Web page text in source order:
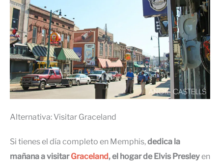
Alternativa: Visitar Graceland
Si tienes el día completo en Memphis,dedica la
mañana a visitarGraceland, el hogar de Elvis Presleyen